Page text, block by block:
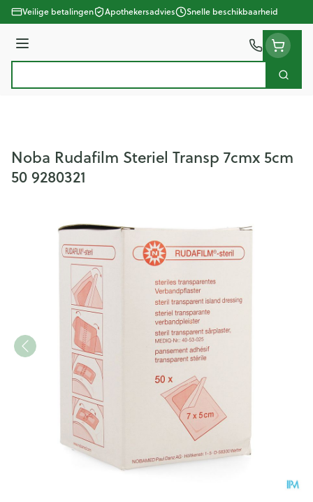
Ga naar de inhoud
Veilige betalingen Apothekersadvies Snelle beschikbaarheid
Menu
Zoek
Noba Rudafilm Steriel Transp 7cmx 5cm
50 9280321